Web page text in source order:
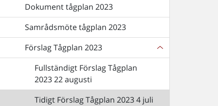
Dokument tågplan 2023
Samrådsmöte tågplan 2023
Förslag Tågplan 2023
Fullständigt Förslag Tågplan
2023 22 augusti
Tidigt Förslag Tågplan 2023 4 juli